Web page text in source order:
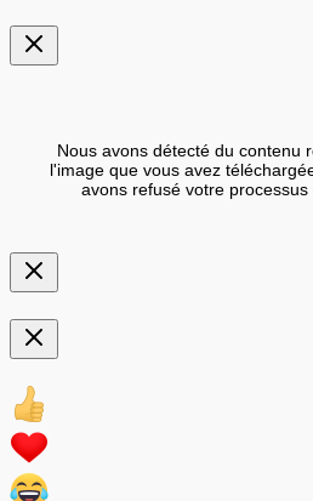
Nous avons détecté du contenu
l'image que vous avez
avons refusé votre